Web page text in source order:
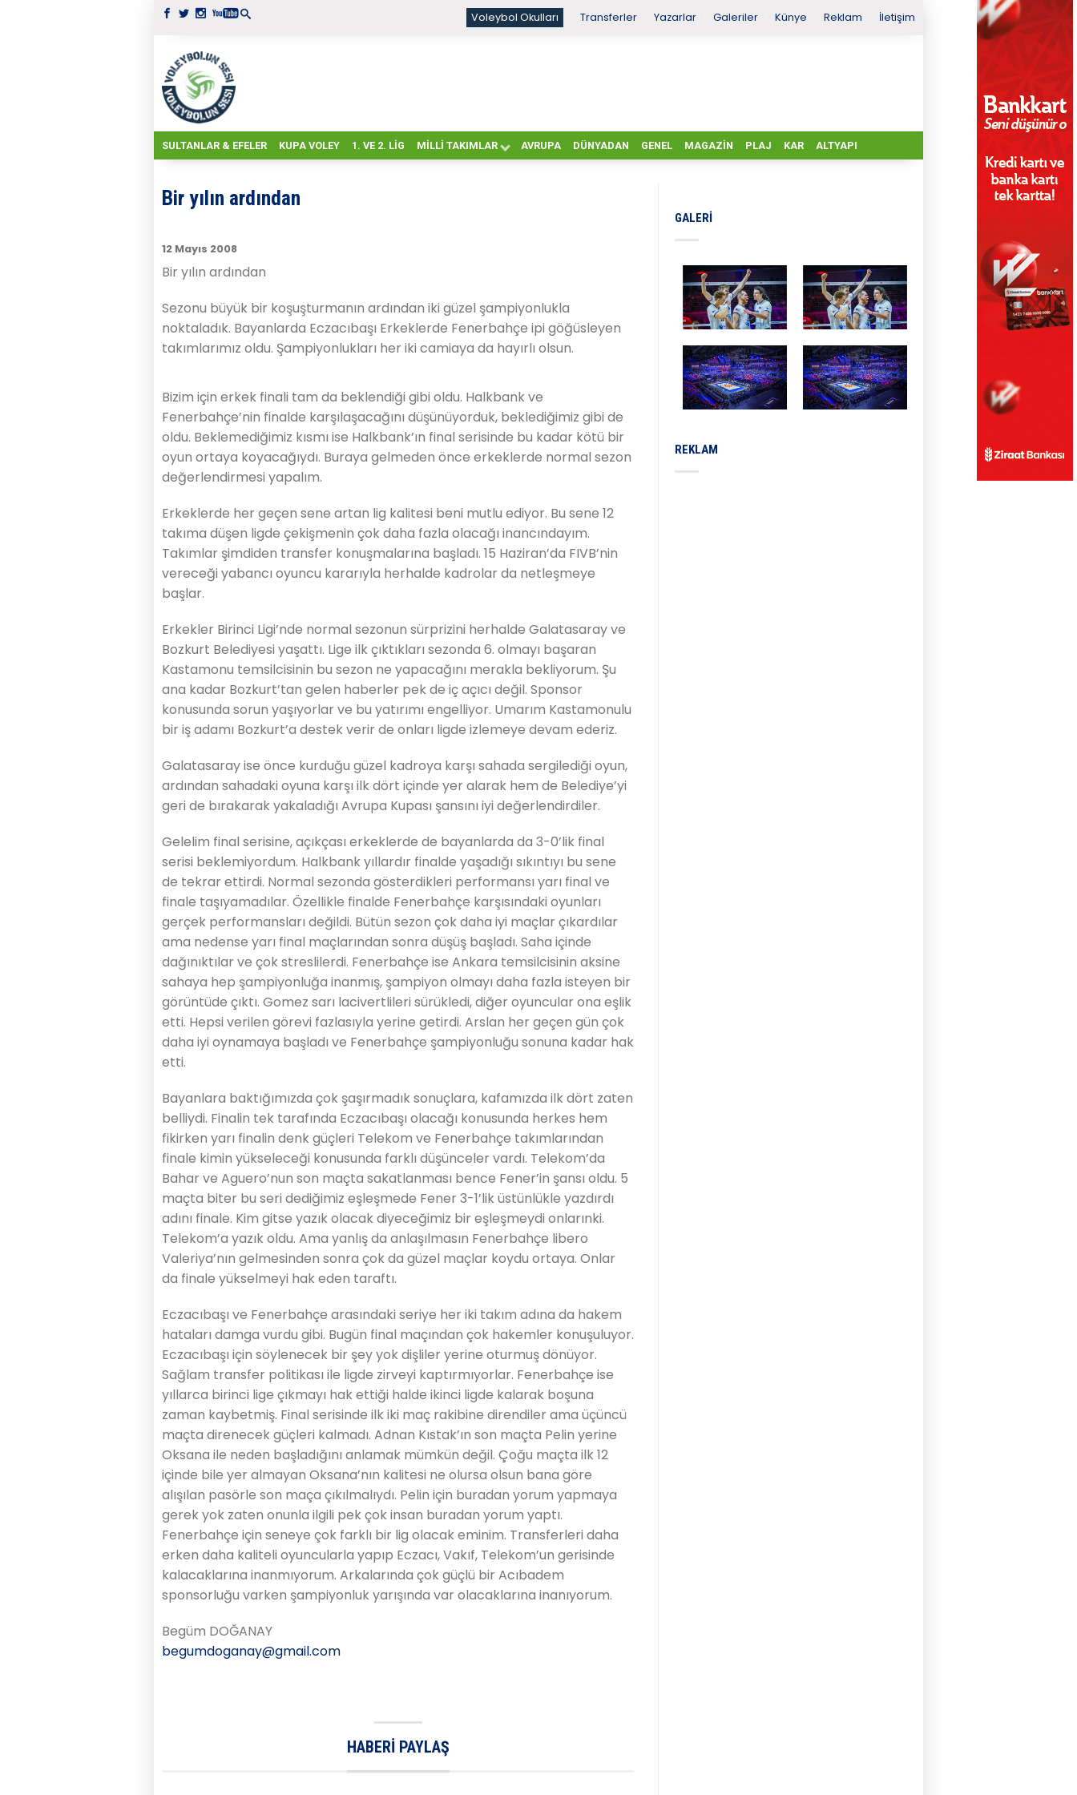
Voleybol Okulları Transferler Yazarlar Galeriler Künye Reklam İletişim
SULTANLAR & EFELER KUPA VOLEY 1. VE 2. LIG MILLI TAKIMLAR AVRUPA DÜNYADAN GENEL MAGAZIN PLAJ KAR ALTYAPI
Bir yılın ardından
12 Mayıs 2008
Bir yılın ardından
Sezonu büyük bir koşuşturmanın ardından iki güzel şampiyonlukla
noktaladık. Bayanlarda Eczacıbaşı Erkeklerde Fenerbahçe ipi göğüsleyen
takımlarımız oldu. Şampiyonlukları her iki camiaya da hayırlı olsun.
Bizim için erkek finali tam da beklendiği gibi oldu. Halkbank ve
Fenerbahçe’nin finalde karşılaşacağını düşünüyorduk, beklediğimiz gibi de
oldu. Beklemediğimiz kısmı ise Halkbank’ın final serisinde bu kadar kötü bir
oyun ortaya koyacağıydı. Buraya gelmeden önce erkeklerde normal sezon
değerlendirmesi yapalım.
Erkeklerde her geçen sene artan lig kalitesi beni mutlu ediyor. Bu sene 12
takıma düşen ligde çekişmenin çok daha fazla olacağı inancındayım.
Takımlar şimdiden transfer konuşmalarına başladı. 15 Haziran’da FIVB’nin
vereceği yabancı oyuncu kararıyla herhalde kadrolar da netleşmeye
başlar.
Erkekler Birinci Ligi’nde normal sezonun sürprizini herhalde Galatasaray ve
Bozkurt Belediyesi yaşattı. Lige ilk çıktıkları sezonda 6. olmayı başaran
Kastamonu temsilcisinin bu sezon ne yapacağını merakla bekliyorum. Şu
ana kadar Bozkurt’tan gelen haberler pek de iç açıcı değil. Sponsor
konusunda sorun yaşıyorlar ve bu yatırımı engelliyor. Umarım Kastamonulu
bir iş adamı Bozkurt’a destek verir de onları ligde izlemeye devam ederiz.
Galatasaray ise önce kurduğu güzel kadroya karşı sahada sergilediği oyun,
ardından sahadaki oyuna karşı ilk dört içinde yer alarak hem de Belediye’yi
geri de bırakarak yakaladığı Avrupa Kupası şansını iyi değerlendirdiler.
Gelelim final serisine, açıkçası erkeklerde de bayanlarda da 3-0’lik final
serisi beklemiyordum. Halkbank yıllardır finalde yaşadığı sıkıntıyı bu sene
de tekrar ettirdi. Normal sezonda gösterdikleri performansı yarı final ve
finale taşıyamadılar. Özellikle finalde Fenerbahçe karşısındaki oyunları
gerçek performansları değildi. Bütün sezon çok daha iyi maçlar çıkardılar
ama nedense yarı final maçlarından sonra düşüş başladı. Saha içinde
dağınıktılar ve çok streslilerdi. Fenerbahçe ise Ankara temsilcisinin aksine
sahaya hep şampiyonluğa inanmış, şampiyon olmayı daha fazla isteyen bir
görüntüde çıktı. Gomez sarı lacivertlileri sürükledi, diğer oyuncular ona eşlik
etti. Hepsi verilen görevi fazlasıyla yerine getirdi. Arslan her geçen gün çok
daha iyi oynamaya başladı ve Fenerbahçe şampiyonluğu sonuna kadar hak
etti.
Bayanlara baktığımızda çok şaşırmadık sonuçlara, kafamızda ilk dört zaten
belliydi. Finalin tek tarafında Eczacıbaşı olacağı konusunda herkes hem
fikirken yarı finalin denk güçleri Telekom ve Fenerbahçe takımlarından
finale kimin yükseleceği konusunda farklı düşünceler vardı. Telekom’da
Bahar ve Aguero’nun son maçta sakatlanması bence Fener’in şansı oldu. 5
maçta biter bu seri dediğimiz eşleşmede Fener 3-1’lik üstünlükle yazdırdı
adını finale. Kim gitse yazık olacak diyeceğimiz bir eşleşmeydi onlarınki.
Telekom’a yazık oldu. Ama yanlış da anlaşılmasın Fenerbahçe libero
Valeriya’nın gelmesinden sonra çok da güzel maçlar koydu ortaya. Onlar
da finale yükselmeyi hak eden taraftı.
Eczacıbaşı ve Fenerbahçe arasındaki seriye her iki takım adına da hakem
hataları damga vurdu gibi. Bugün final maçından çok hakemler konuşuluyor.
Eczacıbaşı için söylenecek bir şey yok dişliler yerine oturmuş dönüyor.
Sağlam transfer politikası ile ligde zirveyi kaptırmıyorlar. Fenerbahçe ise
yıllarca birinci lige çıkmayı hak ettiği halde ikinci ligde kalarak boşuna
zaman kaybetmiş. Final serisinde ilk iki maç rakibine direndiler ama üçüncü
maçta direnecek güçleri kalmadı. Adnan Kıstak’ın son maçta Pelin yerine
Oksana ile neden başladığını anlamak mümkün değil. Çoğu maçta ilk 12
içinde bile yer almayan Oksana’nın kalitesi ne olursa olsun bana göre
alışılan pasörle son maça çıkılmalıydı. Pelin için buradan yorum yapmaya
gerek yok zaten onunla ilgili pek çok insan buradan yorum yaptı.
Fenerbahçe için seneye çok farklı bir lig olacak eminim. Transferleri daha
erken daha kaliteli oyuncularla yapıp Eczacı, Vakıf, Telekom’un gerisinde
kalacaklarına inanmıyorum. Arkalarında çok güçlü bir Acıbadem
sponsorluğu varken şampiyonluk yarışında var olacaklarına inanıyorum.
Begüm DOĞANAY
begumdoganay@gmail.com
HABERI PAYLAŞ
GALERI
REKLAM